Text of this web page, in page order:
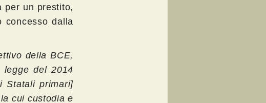
per un prestito,
concesso dalla
della BCE,
legge del 2014
Statali primari]
cui custodia e